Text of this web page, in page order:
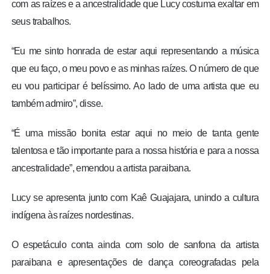
com as raízes e a ancestralidade que Lucy costuma exaltar em
seus trabalhos.
“Eu me sinto honrada de estar aqui representando a música
que eu faço, o meu povo e as minhas raízes. O número de que
eu vou participar é belíssimo. Ao lado de uma artista que eu
também admiro”, disse.
“É uma missão bonita estar aqui no meio de tanta gente
talentosa e tão importante para a nossa história e para a nossa
ancestralidade”, emendou a artista paraibana.
Lucy se apresenta junto com Kaê Guajajara, unindo a cultura
indígena às raízes nordestinas.
O espetáculo conta ainda com solo de sanfona da artista
paraibana e apresentações de dança coreografadas pela